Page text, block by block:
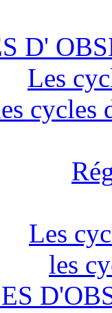
D'
Les
cycles
Les
les